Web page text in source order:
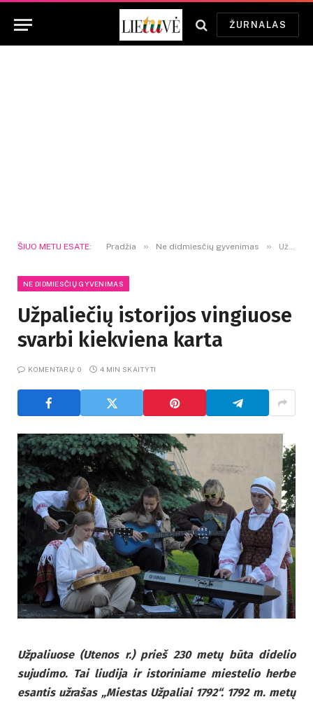
ŽURNALAS
ŠIUO METU ESATE: Pradžia » Ne didmiesčių gyvenimas » Užpaliečių istorijos vingiuose svarbi kiekviena karta
NE DIDMIESČIŲ GYVENIMAS
Užpaliečių istorijos vingiuose
svarbi kiekviena karta
KOMENTARŲ: 0 4 MIN SKAITYTI
Užpaliuose (Utenos r.) prieš 230 metų būta didelio
sujudimo. Tai liudija ir istoriniame miestelio herbe
esantis užrašas „Miestas Užpaliai 1792“. 1792 m. metų